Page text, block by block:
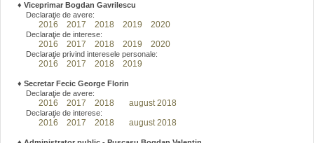
♦ Viceprimar Bogdan Gavrilescu
Declaraţie de avere:
2016 2017 2018 2019 2020
Declaraţie de interese:
2016 2017 2018 2019 2020
Declaraţie privind interesele personale:
2016 2017 2018 2019
♦ Secretar Fecic George Florin
Declaraţie de avere:
2016 2017 2018 august 2018
Declaraţie de interese:
2016 2017 2018 august 2018